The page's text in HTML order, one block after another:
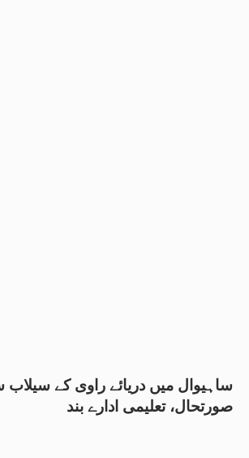
ساہیوال میں دریائے راوی کے
صورتحال، تعلیمی ادارے بند